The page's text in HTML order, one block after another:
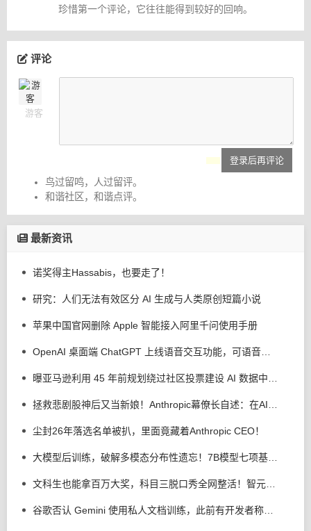
珍惜第一个评论，它往往能得到较好的回响。
评论
游客
登录后再评论
鸟过留鸣，人过留评。
和谐社区，和谐点评。
最新资讯
诺奖得主Hassabis，也要走了！
研究：人们无法有效区分 AI 生成与人类原创短篇小说
苹果中国官网删除 Apple 智能接入阿里千问使用手册
尘封26年落选名单被扒，里面竟藏着Anthropic CEO！